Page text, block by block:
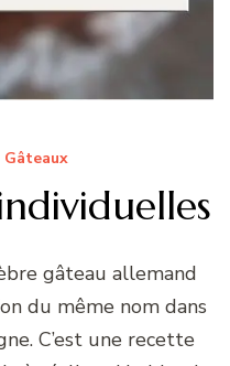
Gâteaux
gâteau allemand
du même nom dans
C’est une recette